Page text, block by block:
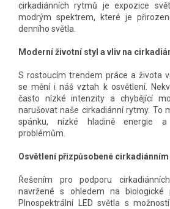
cirkadiánních rytmů je expozice
modrým spektrem, které je
denního světla.
Moderní životní styl a vliv na
S rostoucím trendem práce a života
se mění i náš vztah k osvětlení.
často nízké intenzity a chybějící
narušovat naše cirkadiánní rytmy. To
spánku, nízké hladině energie
problémům.
Osvětlení přizpůsobené
Řešením pro podporu
navržené s ohledem na biologické
Plnospektrální LED světla s